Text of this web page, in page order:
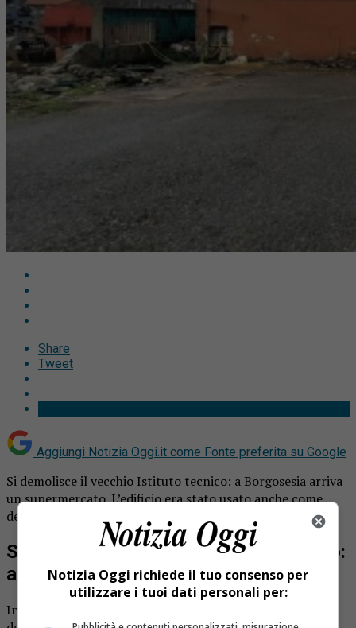
Share
Tweet
Aggiungi Notizia Oggi.it come Fonte preferita su Google
Si demolisce il vecchio Istituto tecnico: a Borgosesia arriva
un supermercato. L’edificio era stato usato anche come
deposito dei cantonieri comunali.
Si demolisce il vecchio Istituto tecnico:
a Borgosesia arriva un supermercato
In questi giorni a Borgosesia si sta completando la
Notizia Oggi richiede il tuo consenso per
utilizzare i tuoi dati personali per: